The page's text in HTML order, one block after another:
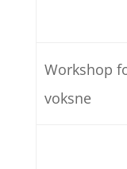
Workshop
voksne